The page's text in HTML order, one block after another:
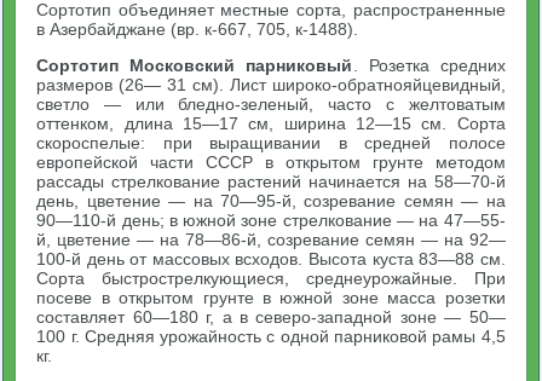
Сортотип объединяет местные сорта, распространенные
в Азербайджане (вр. к-667, 705, к-1488).
Сортотип Московский парниковый . Розетка средних
размеров (26— 31 см). Лист широко-обратнояйцевидный,
светло — или бледно-зеленый, часто с желтоватым
оттенком, длина 15—17 см, ширина 12—15 см. Сорта
скороспелые: при выращивании в средней полосе
европейской части СССР в открытом грунте методом
рассады стрелкование растений начинается на 58—70-й
день, цветение — на 70—95-й, созревание семян — на
90—110-й день; в южной зоне стрелкование — на 47—55-
й, цветение — на 78—86-й, созревание семян — на 92—
100-й день от массовых всходов. Высота куста 83—88 см.
Сорта быстрострелкующиеся, среднеурожайные. При
посеве в открытом грунте в южной зоне масса розетки
составляет 60—180 г, а в северо-западной зоне — 50—
100 г. Средняя урожайность с одной парниковой рамы 4,5
кг.